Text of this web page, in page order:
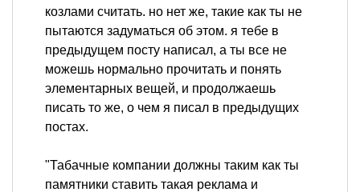
козлами считать. но нет же, такие как ты не
пытаются задуматься об этом. я тебе в
предыдущем посту написал, а ты все не
можешь нормально прочитать и понять
элементарных вещей, и продолжаешь
писать то же, о чем я писал в предыдущих
постах.
"Табачные компании должны таким как ты
памятники ставить такая реклама и